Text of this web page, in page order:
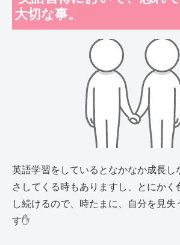
大切な事。
英語学習をしているとなかなか成長し
さしてくる時もありますし、とにかく
し続けるので、時たまに、自分を見失
す✋